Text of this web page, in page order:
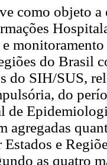
como objeto
do Brasil
do SIH/SUS,
do
de
agregadas
e
as quatro